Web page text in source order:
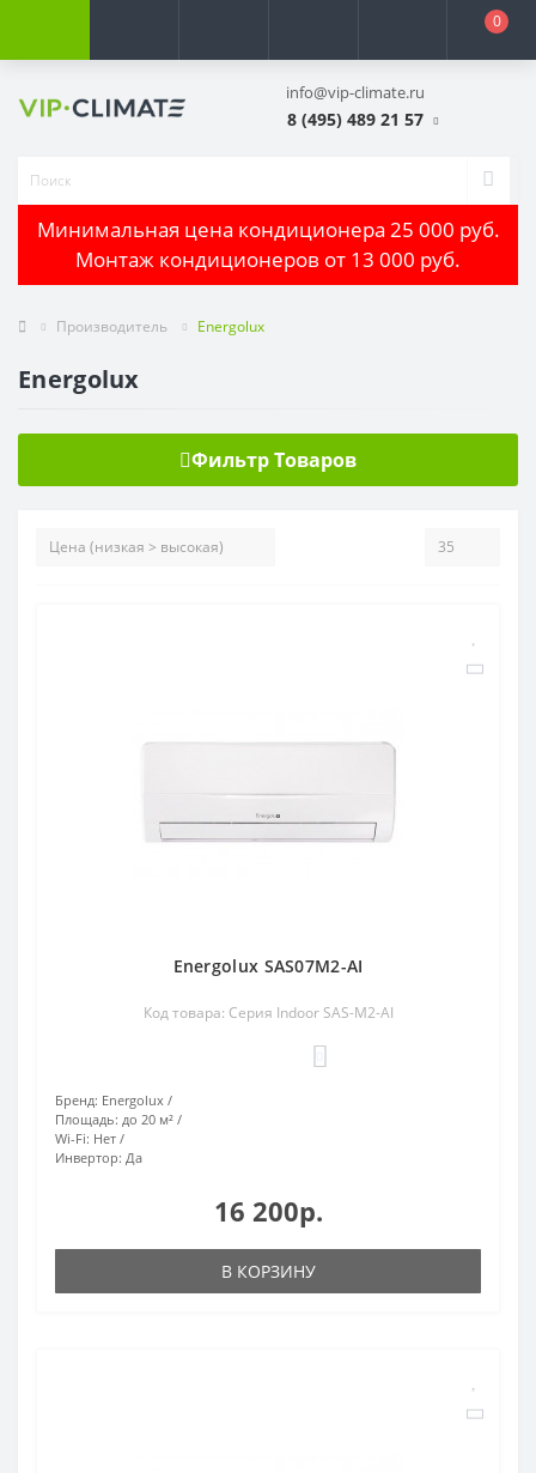
0
info@vip-climate.ru
8 (495) 489 21 57
Минимальная цена кондиционера 25 000 руб.
Монтаж кондиционеров от 13 000 руб.
Производитель Energolux
Energolux
Фильтр Товаров
Energolux SAS07M2-AI
Код товара: Серия Indoor SAS-M2-AI
Бренд: Energolux
Площадь: до 20 м²
Wi-Fi: Нет
Инвертор: Да
16 200р.
В КОРЗИНУ